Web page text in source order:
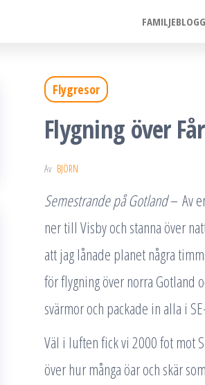
Flygresor
Flygning över
Av BJÖRN
Semestrande på Gotland– Av
ner till Visby och stanna över
att jag lånade planet några
för flygning över norra Gotland
svärmor och packade in alla i
Väl i luften fick vi 2000 fot mot
över hur många öar och skär